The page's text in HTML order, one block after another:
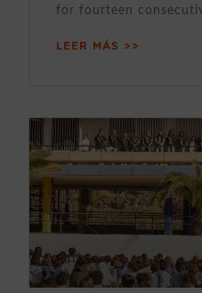
for fourteen
LEER MÁS >>